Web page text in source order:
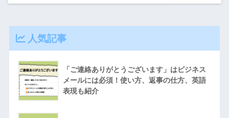
人気記事
「ご連絡ありがとうございます」はビジネス
メールには必須！使い方、返事の仕方、英語
表現も紹介